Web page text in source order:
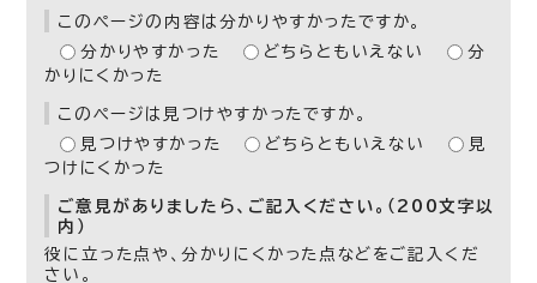
このページの内容は分かりやすかったですか。
分かりやすかった
どちらともいえない
分
かりにくかった
このページは見つけやすかったですか。
見つけやすかった
どちらともいえない
見
つけにくかった
ご意見がありましたら、ご記入ください。（200文字以
内）
役に立った点や、分かりにくかった点などをご記入くだ
さい。